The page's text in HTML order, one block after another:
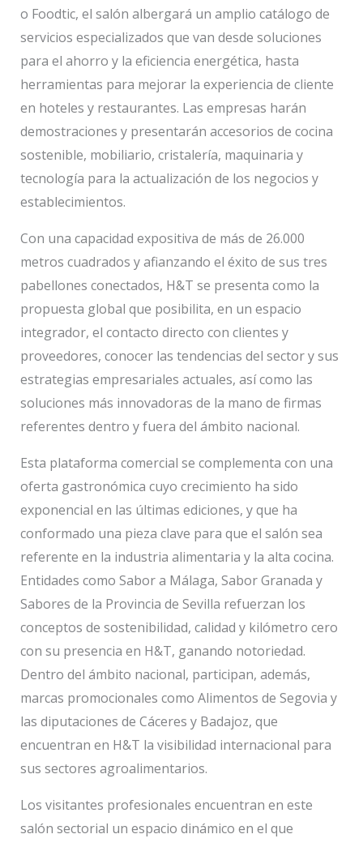
o Foodtic, el salón albergará un amplio catálogo de
servicios especializados que van desde soluciones
para el ahorro y la eficiencia energética, hasta
herramientas para mejorar la experiencia de cliente
en hoteles y restaurantes. Las empresas harán
demostraciones y presentarán accesorios de cocina
sostenible, mobiliario, cristalería, maquinaria y
tecnología para la actualización de los negocios y
establecimientos.
Con una capacidad expositiva de más de 26.000
metros cuadrados y afianzando el éxito de sus tres
pabellones conectados, H&T se presenta como la
propuesta global que posibilita, en un espacio
integrador, el contacto directo con clientes y
proveedores, conocer las tendencias del sector y sus
estrategias empresariales actuales, así como las
soluciones más innovadoras de la mano de firmas
referentes dentro y fuera del ámbito nacional.
Esta plataforma comercial se complementa con una
oferta gastronómica cuyo crecimiento ha sido
exponencial en las últimas ediciones, y que ha
conformado una pieza clave para que el salón sea
referente en la industria alimentaria y la alta cocina.
Entidades como Sabor a Málaga, Sabor Granada y
Sabores de la Provincia de Sevilla refuerzan los
conceptos de sostenibilidad, calidad y kilómetro cero
con su presencia en H&T, ganando notoriedad.
Dentro del ámbito nacional, participan, además,
marcas promocionales como Alimentos de Segovia y
las diputaciones de Cáceres y Badajoz, que
encuentran en H&T la visibilidad internacional para
sus sectores agroalimentarios.
Los visitantes profesionales encuentran en este
salón sectorial un espacio dinámico en el que